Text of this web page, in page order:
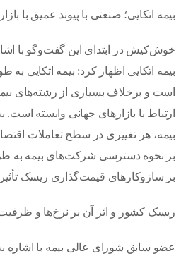
بیمه اتکایی؛ صنعتی با پیوند عمیق با
خوش‌کیش در ابتدای این گفت‌وگو با
بیمه اتکایی اظهار کرد: بیمه اتکایی به
است و برخلاف بسیاری از رشته‌های
ارتباط با بازارهای جهانی وابسته
بیمه، هر تغییری در سطح تعاملات
بر نحوه دسترسی شرکت‌های بیمه به
بر سازوکارهای قیمت‌گذاری ریسک تأثیر
ریسک کشور و اثر آن بر نرخ‌ها و ظرفیت
عضو سابق شورای عالی بیمه با